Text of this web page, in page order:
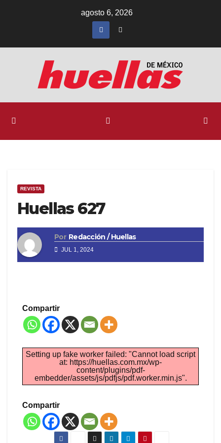
agosto 6, 2026
REVISTA
Huellas 627
Por Redacción / Huellas
JUL 1, 2024
Compartir
Setting up fake worker failed: "Cannot load script
at: https://huellas.com.mx/wp-
content/plugins/pdf-
embedder/assets/js/pdfjs/pdf.worker.min.js".
Compartir